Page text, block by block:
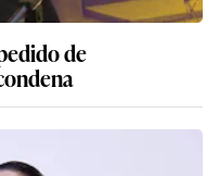
de
de condena